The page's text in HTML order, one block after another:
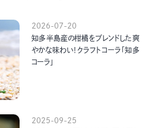
2026-07-20
知多半島産の柑橘をブレンドした爽
やかな味わい！クラフトコーラ「知多
コーラ」
2025-09-25